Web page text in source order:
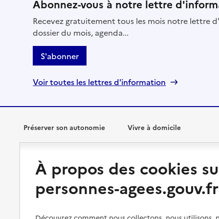
Abonnez-vous à notre lettre
Recevez gratuitement tous les mois notre lettre
dossier du mois, agenda...
S'abonner
Voir toutes les lettres d'information
Préserver son autonomie
et droits
s'équiper
Vivre à domicile
Bénéficier de soins à domicile
Aides financières
À propos des cookies
personnes-agees.gouv.fr